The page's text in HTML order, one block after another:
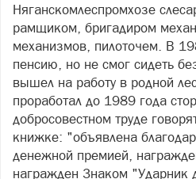
Няганскомлеспромхозе
рамщиком, бригадиром
механизмов, пилоточем. В
пенсию, но не смог сидеть
вышел на работу в родной
проработал до 1989 года
добросовестном труде
книжке: "объявлена
денежной премией,
награжден Знаком "Ударник